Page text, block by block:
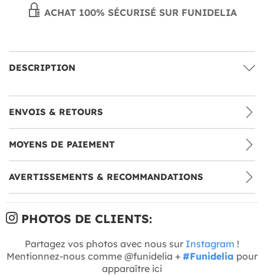
ACHAT 100% SÉCURISÉ SUR FUNIDELIA
DESCRIPTION
ENVOIS & RETOURS
MOYENS DE PAIEMENT
AVERTISSEMENTS & RECOMMANDATIONS
PHOTOS DE CLIENTS:
Partagez vos photos avec nous sur Instagram !
Mentionnez-nous comme @funidelia + #Funidelia pour
apparaître ici